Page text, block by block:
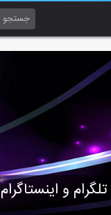
و اینستاگرام